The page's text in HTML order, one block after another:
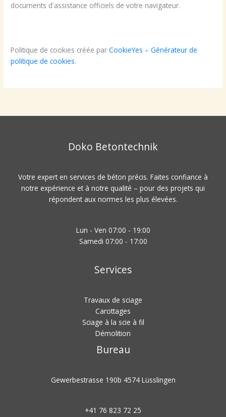
documents d'assistance officiels de votre navigateur.
Politique de cookies créée parCookieYes – Générateur de
politique de cookies.
Doko Betontechnik
Votre expert en services de béton précis. Faites confiance à
notre expérience et à notre qualité – pour des projets qui
répondent aux normes les plus élevées.
Lun - Ven 07:00 - 19:00
Samedi 07:00 - 17:00
Services
Travaux de sciage
Carottages
Sciage à la scie à fil
Démolition
Bureau
Gewerbestrasse 190b 4574 Lüsslingen
+41 76 823 72 25